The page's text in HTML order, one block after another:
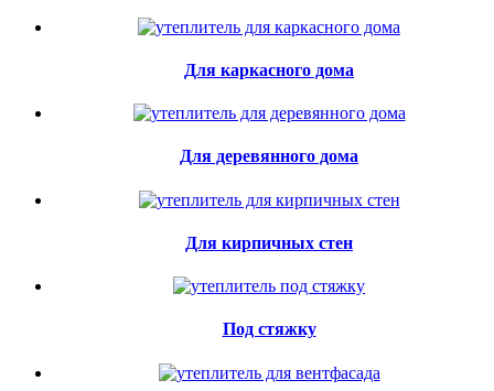
Для каркасного дома
Для деревянного дома
Для кирпичных стен
Под стяжку